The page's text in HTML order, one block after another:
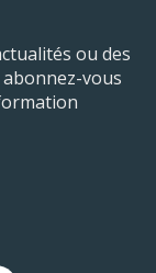
ou des
vous